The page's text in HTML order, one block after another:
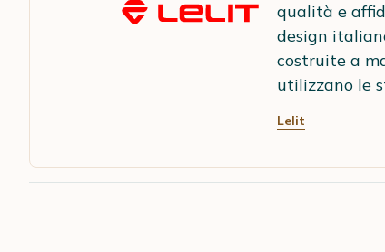
qualità e
design
costruite a
utilizzano le
Lelit